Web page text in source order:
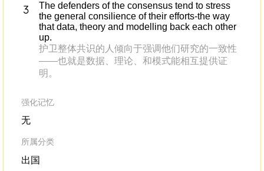
The defenders of the consensus tend to stress
the general consilience of their efforts-the way
that data, theory and modelling back each other
up.
护卫整体共识的人倾向于强调他们研究的一致性
——也就是数据、理论、和模式能相互提供证
明。
强化记忆
无
所属分类
出国